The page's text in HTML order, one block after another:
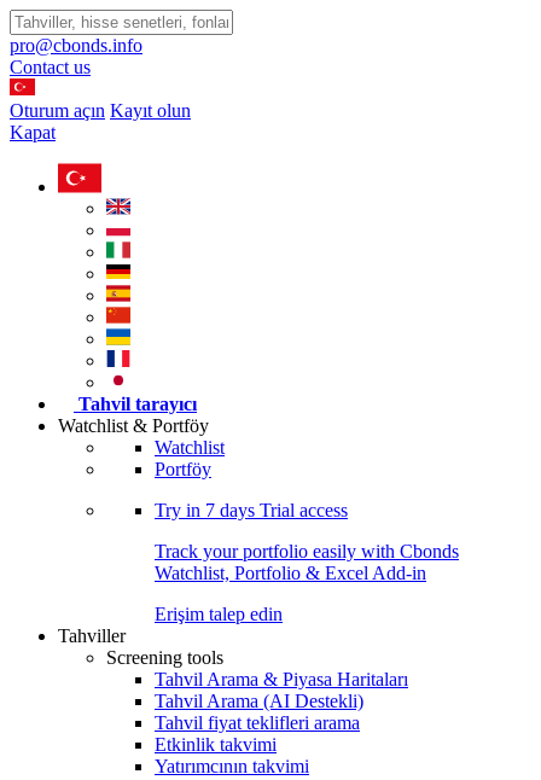
pro@cbonds.info
Contact us
Oturum açın Kayıt olun
Kapat
Tahvil tarayıcı
Watchlist & Portföy
Watchlist
Portföy
Try in 7 days Trial access
Track your portfolio easily with Cbonds
Watchlist, Portfolio & Excel Add-in
Erişim talep edin
Tahviller
Screening tools
Tahvil Arama & Piyasa Haritaları
Tahvil Arama (AI Destekli)
Tahvil fiyat teklifleri arama
Etkinlik takvimi
Yatırımcının takvimi